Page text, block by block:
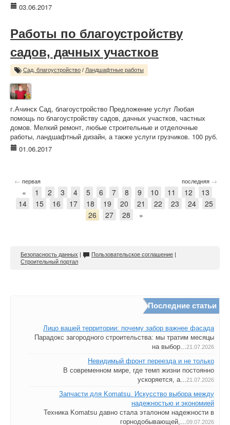
03.06.2017
Работы по благоустройству
садов, дачных участков
Сад, благоустройство / Ландшафтные работы
г.Ачинск Сад, благоустройство Предложение услуг Любая
помощь по благоустройству садов, дачных участков, частных
домов. Мелкий ремонт, любые строительные и отделочные
работы, ландшафтный дизайн, а также услуги грузчиков. 100 руб.
01.06.2017
← первая последняя →
« 1 2 3 4 5 6 7 8 9 10 11 12
13
14
15 16 17 18 19 20 21 22 23 24
25
26
27 28 »
Безопасность данных | Пользовательское соглашение |
Строительный портал
Последние статьи
Лицо вашей территории: почему забор важнее фасада
Парадокс загородного строительства: мы тратим месяцы
на выбор...21.07.2026
Невидимый фронт переезда и не только
В современном мире, где темп жизни постоянно
ускоряется, а...21.07.2026
Запчасти для Komatsu. Искусство выбора между
надежностью и экономией
Техника Komatsu давно стала эталоном надежности в
горнодобывающей,...09.07.2026